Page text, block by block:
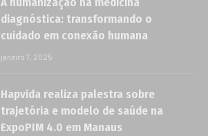
diagnóstica: transformando o
cuidado em conexão humana
janeiro 7, 2025
Hapvida realiza palestra sobre
trajetória e modelo de saúde na
ExpoPIM 4.0 em Manaus